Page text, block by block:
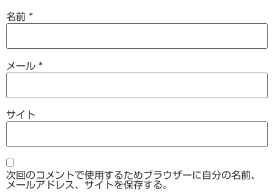
名前 *
メール *
サイト
次回のコメントで使用するためブラウザーに自分の名前、
メールアドレス、サイトを保存する。